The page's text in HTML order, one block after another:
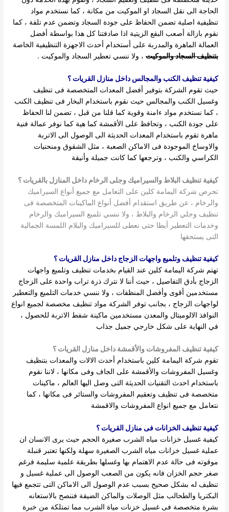
الحاجة الى نقل السجاد او الموكيت من مكانة ، كما نستخدم مواد
تنظيفية اصلية تضمن الحفاظ على جودة السجاد وتضمن عدم تلفة ، كما
نقوم بازالة أصعب البقع الزيتية اذا صادفتنا كل هذا بواسطة أفضل
العمالة الماهرة والمدربة على أستخدام أحدث الاجهزة التنظيفية الخاصة
بتنظيف السجاد والموكيت ، ولا ننسي تعطير السجاد والموكيت .
كيفية تنظيف الكنب والمجالس داخل منازل القريات ؟
حيث تقوم الشركة بتوفير أفضل المعدات المتخصصة فى تنظيف
وغسيل الكنب والمجالس حيث نقوم باستخدام البخار فى تنظيف الكنب
، كما نستخدم مواد ءامنة وقوية كما قلنا من قبل ، تضمن لنا الحفاظ
على جودة الكنب ، وتحافظ على الأقمشة كما هية كما نوفر عمالة فنية
ماهرة تقوم باستخدام المعدات الحديثة الى الوصول الى الاتربة
والاوساخ الموجودة فى الاماكن الصعبة ، مثل الشقوق ومنحنيات
الكراسي والكنب ، وترجعها كما كانت جميلة وأنيقة
كيفية تنظيف البلاط والسيراميك وجلى الرخام داخل المنازل بالقريات ؟
تحرص شركة اليمامة كلين على التعامل مع جميع أنواع السيراميك
والرخام ، عن طريق استقدام أفضل أنواع الماكينات المتخصصة فى
تنظيف وجلي الرخام والبلاط ، ولا ننسي تلميع السيراميك والرخام
وخدمات التعطير أيطا حتى نعطى للسيراميك والبلام اللمسة الجمالية
التى يستحقها
كيفية تنظيف وتلميع واجهات الزجاج داخل منازل القريات ؟
تهتم شركة اليمامة كلين عند القيام بخدمات تنظيف وتلميع واجهات
الزجاج بأدق التفاصيل ، حيث أننا لا نترك ذرة تراب واحدة على الزجاج
مستخدمين أقوى وأفضل المنظفات ، ولا ننسي خدمات التلميع والتعطير
لواجهات الزجاج ، بجانب توفر الشركة مواد تنظيف مخصصة لجميع انواع
النوافذ الالوميتال والمعدن مستخدمين ماكينة شفط الاتربة للحصول ،
في النهاية على شكل خارجي جميل جذاب
كيفية تنظيف المفروشات والأقمشة داخل منازل القريات ؟
تقوم شركة اليمامة كلين باستخدام أحدث الالات والمعدات بتنظيف
وغسيل المفروشات والأقمشة على الجاف وفى مكانها ، لاننا نقوم
باستخدام احدث التقنيات الحديثة التى وصل اليها العالم ، ماكينات
متخصصة فى تنظيف وتعقيم المفروشات والستائر فى مكانها ، كما
نتعامل مع جميع انواع المفروشات والاقمشة
كيفية تنظيف الخزانات فى منازل القريات ؟
كيفية غسيل خزانات مياه الشرب صغيرة الحجم حيث يرى الانسان ان
عملية غسيل خزانات مياه الشرب الصغيرة سهلة ولكنها تعتبر قنبلة
موقوته فى حالة عدم الاهتمام بها وغسلها بطريقة علمية سليمة فرغم
صغر حجم الخزان فانه يكون من الصعب الوصول الى عملية غسيل و
تنظيف له بشكل صحيح بسبب عدم الوصول الى الاماكن التى تتجمع فيها
البكتريا والطحالب مثل الوصلات والماكن الضيقة فننصح بالاستعانه
بشرة متخصصة فى غسيل خزنات مياة الشرب مما تمتلكة من خبرة